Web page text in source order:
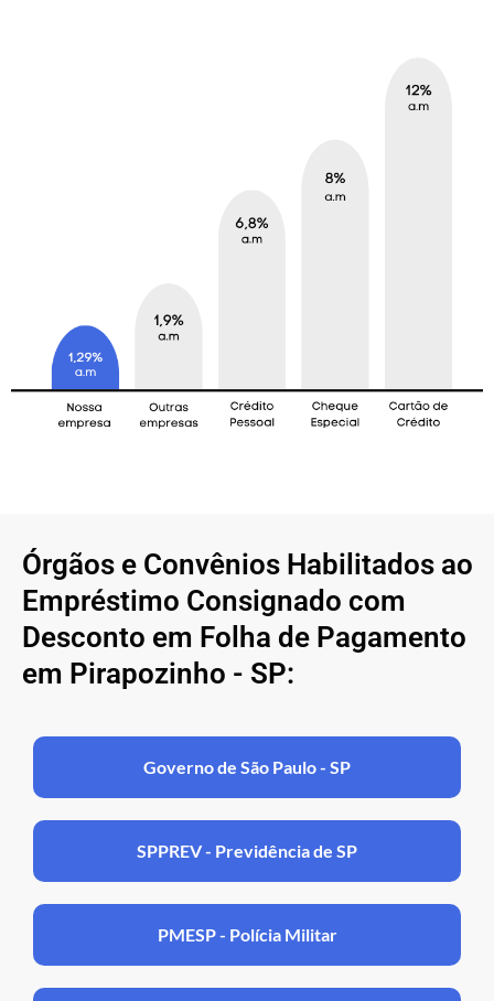
Órgãos e Convênios Habilitados ao
Empréstimo Consignado com
Desconto em Folha de Pagamento
em Pirapozinho - SP:
Governo de São Paulo - SP
SPPREV - Previdência de SP
PMESP - Polícia Militar